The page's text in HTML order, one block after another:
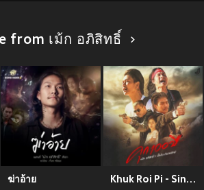
from เม้ก อภิสิทธิ์
ฆ่าอ้าย Khuk Roi Pi - Single